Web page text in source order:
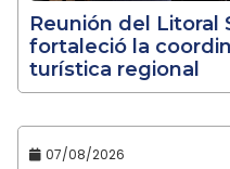
Reunión del Litoral
fortaleció la
turística regional
07/08/2026